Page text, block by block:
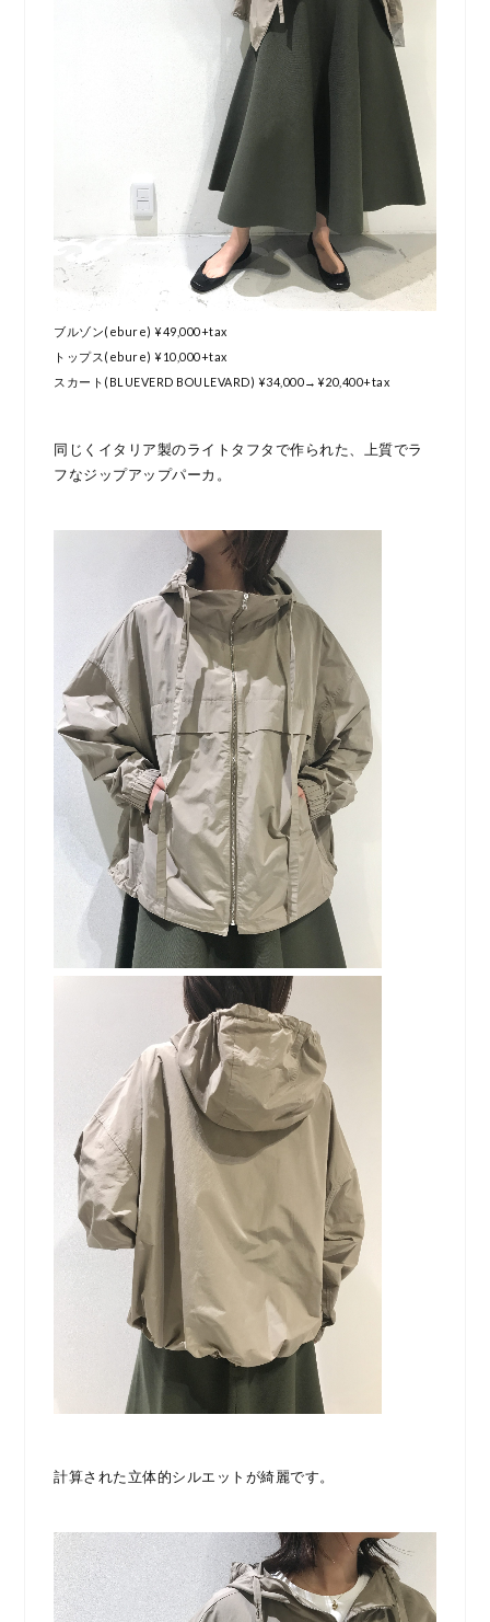
ブルゾン(ebure) ¥49,000+tax
トップス(ebure) ¥10,000+tax
スカート(BLUEVERD BOULEVARD) ¥34,000→¥20,400+tax
同じくイタリア製のライトタフタで作られた、上質でラ
フなジップアップパーカ。
計算された立体的シルエットが綺麗です。